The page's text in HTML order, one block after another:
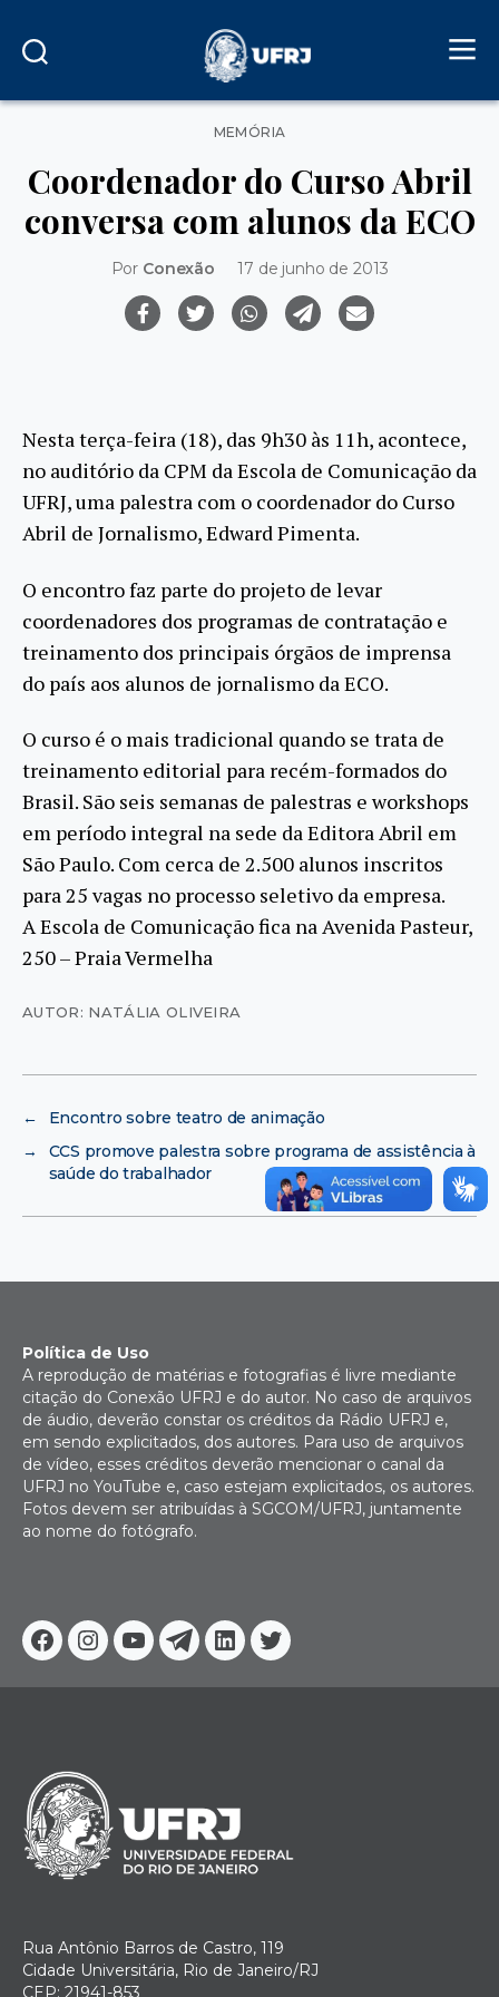
Categorias
MEMÓRIA
Coordenador do Curso Abril
conversa com alunos da ECO
Por Conexão 17 de junho de 2013
Nesta terça-feira (18), das 9h30 às 11h, acontece,
no auditório da CPM da Escola de Comunicação da
UFRJ, uma palestra com o coordenador do Curso
Abril de Jornalismo, Edward Pimenta.
O encontro faz parte do projeto de levar
coordenadores dos programas de contratação e
treinamento dos principais órgãos de imprensa
do país aos alunos de jornalismo da ECO.
O curso é o mais tradicional quando se trata de
treinamento editorial para recém-formados do
Brasil. São seis semanas de palestras e workshops
em período integral na sede da Editora Abril em
São Paulo. Com cerca de 2.500 alunos inscritos
para 25 vagas no processo seletivo da empresa.
A Escola de Comunicação fica na Avenida Pasteur,
250 – Praia Vermelha
AUTOR: NATÁLIA OLIVEIRA
←
Encontro sobre teatro de animação
→
CCS promove palestra sobre programa de assistência à
saúde do trabalhador
Facebook
Instagram
YoutubeTelegram
Linkedin
Twitter
Política de Uso
A reprodução de matérias e fotografias é livre mediante
citação do Conexão UFRJ e do autor. No caso de arquivos
de áudio, deverão constar os créditos da Rádio UFRJ e,
em sendo explicitados, dos autores. Para uso de arquivos
de vídeo, esses créditos deverão mencionar o canal da
UFRJ no YouTube e, caso estejam explicitados, os autores.
Fotos devem ser atribuídas à SGCOM/UFRJ, juntamente
ao nome do fotógrafo.
Rua Antônio Barros de Castro, 119
Cidade Universitária, Rio de Janeiro/RJ
CEP: 21941-853